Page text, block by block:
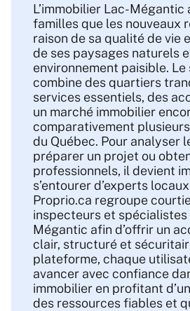
L’immobilier Lac-
familles que les nouveaux
raison de sa qualité de vie
de ses paysages naturels
environnement paisible.
combine des quartiers
services essentiels, des
un marché immobilier
comparativement
du Québec. Pour analyser
préparer un projet ou
professionnels, il devient
s’entourer d’experts
Proprio.ca regroupe
inspecteurs et
Mégantic afin d’offrir un
clair, structuré et
plateforme, chaque
avancer avec confiance
immobilier en profitant
des ressources fiables et